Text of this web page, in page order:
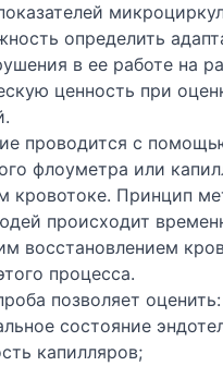
определить
в ее работе на
ценность при
проводится с
флоуметра или
кровотоке. Принцип
происходит
восстановлением
процесса.
позволяет оценить:
состояние
капилляров;